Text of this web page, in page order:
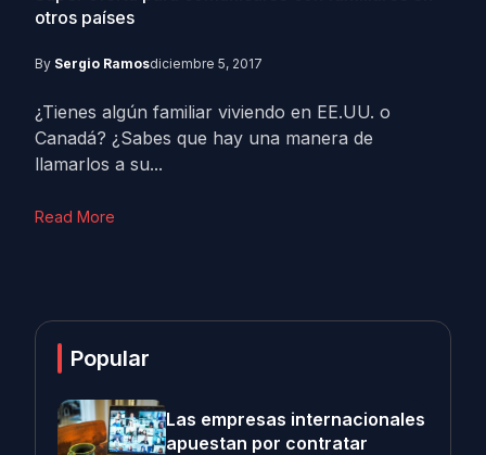
otros países
By Sergio Ramosdiciembre 5, 2017
¿Tienes algún familiar viviendo en EE.UU. o
Canadá? ¿Sabes que hay una manera de
llamarlos a su...
Read More
Popular
Las empresas internacionales
apuestan por contratar